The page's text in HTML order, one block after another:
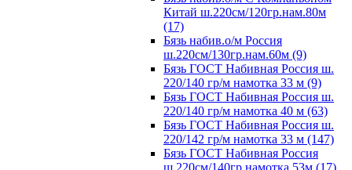
Китай ш.220см/120гр.нам.80м
(17)
Бязь набив.о/м Россия
ш.220см/130гр.нам.60м (9)
Бязь ГОСТ Набивная Россия ш.
220/140 гр/м намотка 33 м (9)
Бязь ГОСТ Набивная Россия ш.
220/140 гр/м намотка 40 м (63)
Бязь ГОСТ Набивная Россия ш.
220/142 гр/м намотка 33 м (147)
Бязь ГОСТ Набивная Россия
ш.220см/140гр.намотка 53м (17)